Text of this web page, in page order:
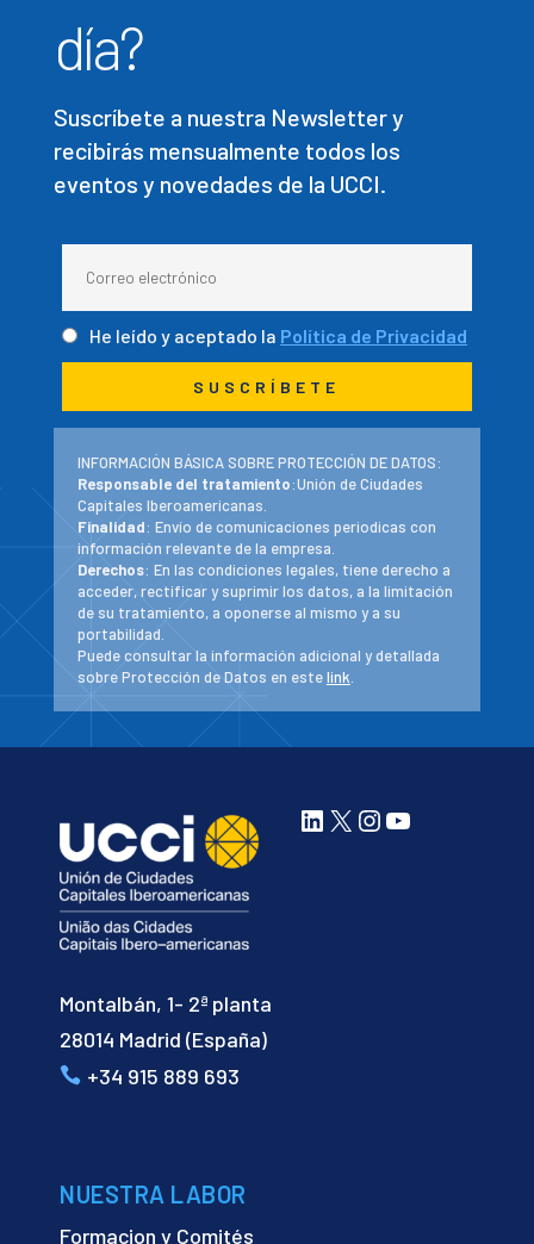
día?
Suscríbete a nuestra Newsletter y
recibirás mensualmente todos los
eventos y novedades de la UCCI.
He leído y aceptado la Política de Privacidad
INFORMACIÓN BÁSICA SOBRE PROTECCIÓN DE DATOS:
Responsable del tratamiento:Unión de Ciudades
Capitales Iberoamericanas.
Finalidad: Envío de comunicaciones periodicas con
información relevante de la empresa.
Derechos: En las condiciones legales, tiene derecho a
acceder, rectificar y suprimir los datos, a la limitación
de su tratamiento, a oponerse al mismo y a su
portabilidad.
Puede consultar la información adicional y detallada
sobre Protección de Datos en estelink
Montalbán, 1- 2ª planta
28014 Madrid (España)
+34 915 889 693
LinkedIn
X Instagram
YouTube
NUESTRA LABOR
Formacion y Comités